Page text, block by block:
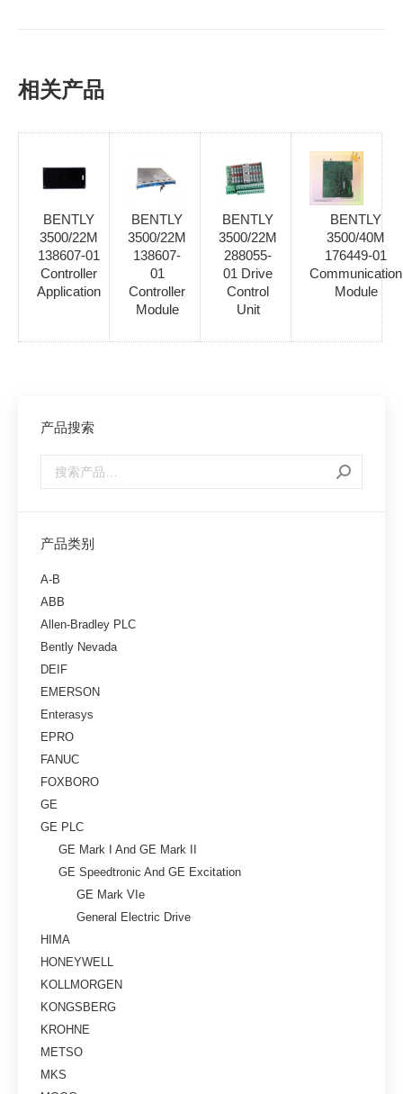
相关产品
BENTLY
3500/22M
138607-01
Controller
Application
BENTLY
3500/22M
138607-
01
Controller
Module
BENTLY
3500/22M
288055-
01 Drive
Control
Unit
BENTLY
3500/40M
176449-01
Communication
Module
产品搜索
产品类别
A-B
ABB
Allen-Bradley PLC
Bently Nevada
DEIF
EMERSON
Enterasys
EPRO
FANUC
FOXBORO
GE
GE PLC
GE Mark I And GE Mark II
GE Speedtronic And GE Excitation
GE Mark VIe
General Electric Drive
HIMA
HONEYWELL
KOLLMORGEN
KONGSBERG
KROHNE
METSO
MKS